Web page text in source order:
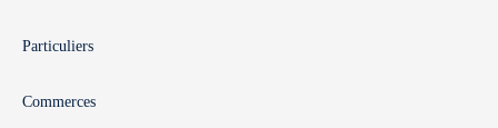
Particuliers
Commerces